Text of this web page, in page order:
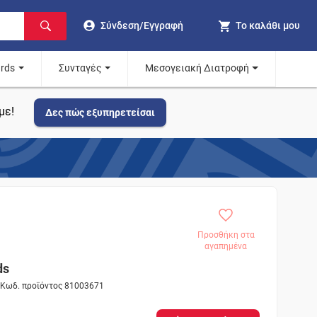
Σύνδεση/Εγγραφή Το καλάθι μου
Συνταγές Μεσογειακή Διατροφή
Δες πώς εξυπηρετείσαι
Προσθήκη στα
αγαπημένα
προϊόντος 81003671